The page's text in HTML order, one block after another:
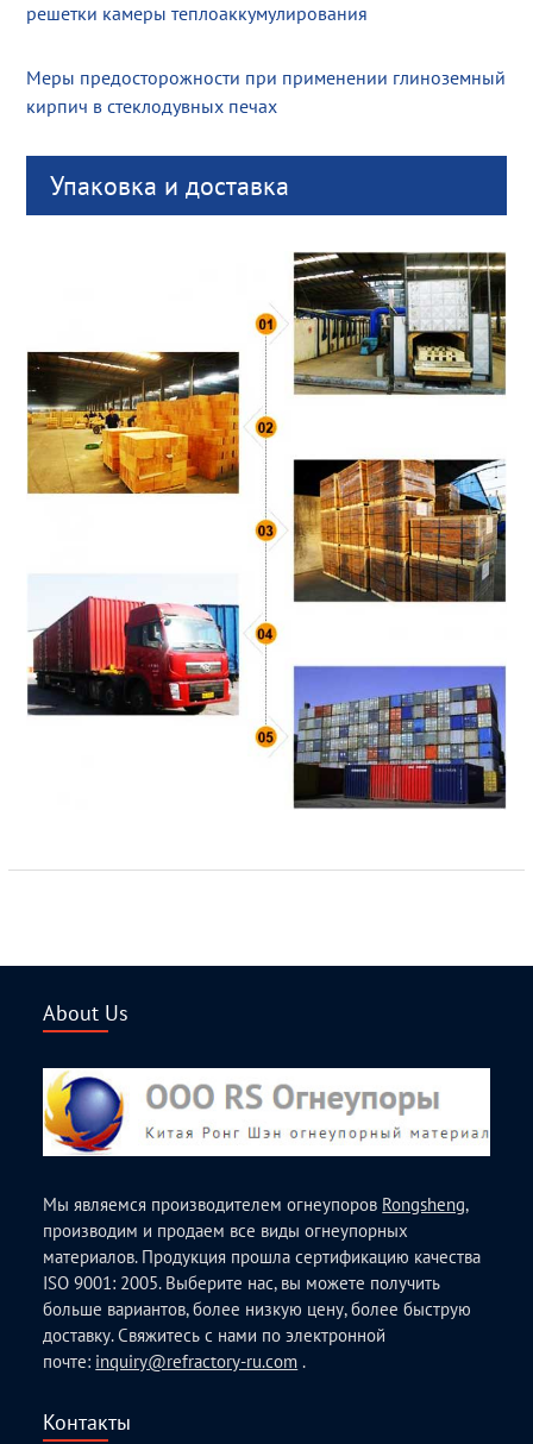
решетки камеры теплоаккумулирования
Меры предосторожности при применении глиноземный
кирпич в стеклодувных печах
Упаковка и доставка
About Us
Мы являемся производителем огнеупоров Rongsheng,
производим и продаем все виды огнеупорных
материалов. Продукция прошла сертификацию качества
ISO 9001: 2005. Выберите нас, вы можете получить
больше вариантов, более низкую цену, более быструю
доставку. Свяжитесь с нами по электронной
почте: inquiry@refractory-ru.com .
Контакты